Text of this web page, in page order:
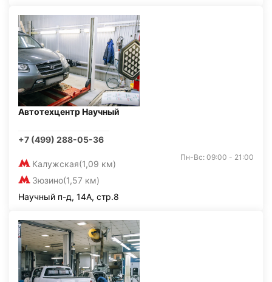
Автотехцентр Научный
+7 (499) 288-05-36
Калужская(1,09 км)
Зюзино(1,57 км)
Пн-Вс: 09:00 - 21:00
Научный п-д, 14А, стр.8